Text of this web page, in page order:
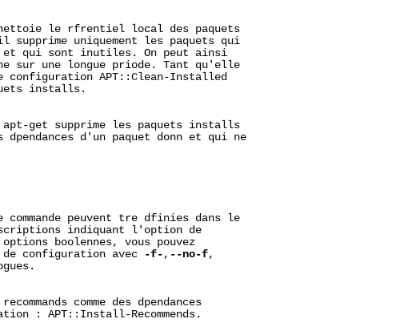
le rfrentiel local des paquets
supprime uniquement les paquets qui
qui sont inutiles. On peut ainsi
sur une longue priode. Tant qu'elle
configuration APT::Clean-Installed
installs.
get supprime les paquets installs
dpendances d'un paquet donn et qui ne
commande peuvent tre dfinies dans le
indiquant l'option de
boolennes, vous pouvez
configuration avec
-f- , --no-f,
comme des dpendances
: APT::Install-Recommends.